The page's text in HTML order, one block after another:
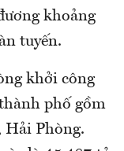
khoảng
tuyến.
khởi công
phố gồm
Hải Phòng.